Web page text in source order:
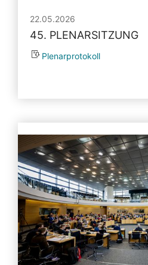
22.05.2026
45. PLENARSITZUNG
Plenarprotokoll